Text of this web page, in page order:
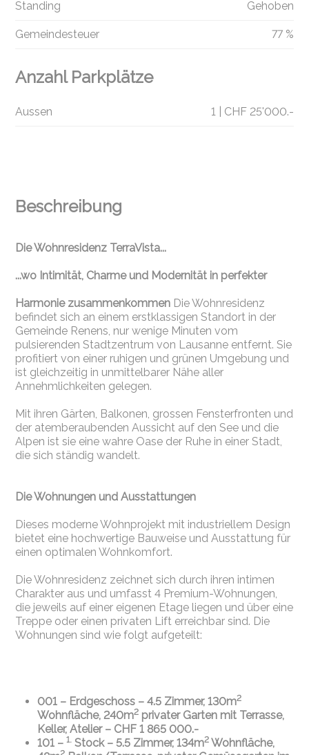
Beschreibung
Die Wohnresidenz TerraVista...
...wo Intimität, Charme und Modernität in perfekter
Harmonie zusammenkommen Die Wohnresidenz
befindet sich an einem erstklassigen Standort in der
Gemeinde Renens, nur wenige Minuten vom
pulsierenden Stadtzentrum von Lausanne entfernt. Sie
profitiert von einer ruhigen und grünen Umgebung und
ist gleichzeitig in unmittelbarer Nähe aller
Annehmlichkeiten gelegen.
Mit ihren Gärten, Balkonen, grossen Fensterfronten und
der atemberaubenden Aussicht auf den See und die
Alpen ist sie eine wahre Oase der Ruhe in einer Stadt,
die sich ständig wandelt.
Die Wohnungen und Ausstattungen
Dieses moderne Wohnprojekt mit industriellem Design
bietet eine hochwertige Bauweise und Ausstattung für
einen optimalen Wohnkomfort.
Die Wohnresidenz zeichnet sich durch ihren intimen
Charakter aus und umfasst 4 Premium-Wohnungen,
die jeweils auf einer eigenen Etage liegen und über eine
Treppe oder einen privaten Lift erreichbar sind. Die
Wohnungen sind wie folgt aufgeteilt:
001 – Erdgeschoss – 4.5 Zimmer, 130m2
Wohnfläche, 240m2 privater Garten mit Terrasse,
Keller, Atelier – CHF 1 865 000.-
101 –1. Stock – 5.5 Zimmer, 134m2 Wohnfläche,
Standing Gehoben
Gemeindesteuer 77 %
Anzahl Parkplätze
Aussen 1 | CHF 25'000.-